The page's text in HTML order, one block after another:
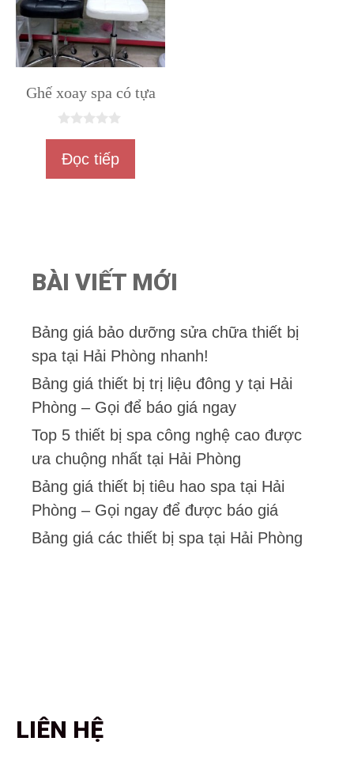
Ghế xoay spa có tựa
gĐọc tiếp
BÀI VIẾT MỚI
Bảng giá bảo dưỡng sửa chữa thiết bị
spa tại Hải Phòng nhanh!
Bảng giá thiết bị trị liệu đông y tại Hải
Phòng – Gọi để báo giá ngay
Top 5 thiết bị spa công nghệ cao được
ưa chuộng nhất tại Hải Phòng
Bảng giá thiết bị tiêu hao spa tại Hải
Phòng – Gọi ngay để được báo giá
Bảng giá các thiết bị spa tại Hải Phòng
LIÊN HỆ